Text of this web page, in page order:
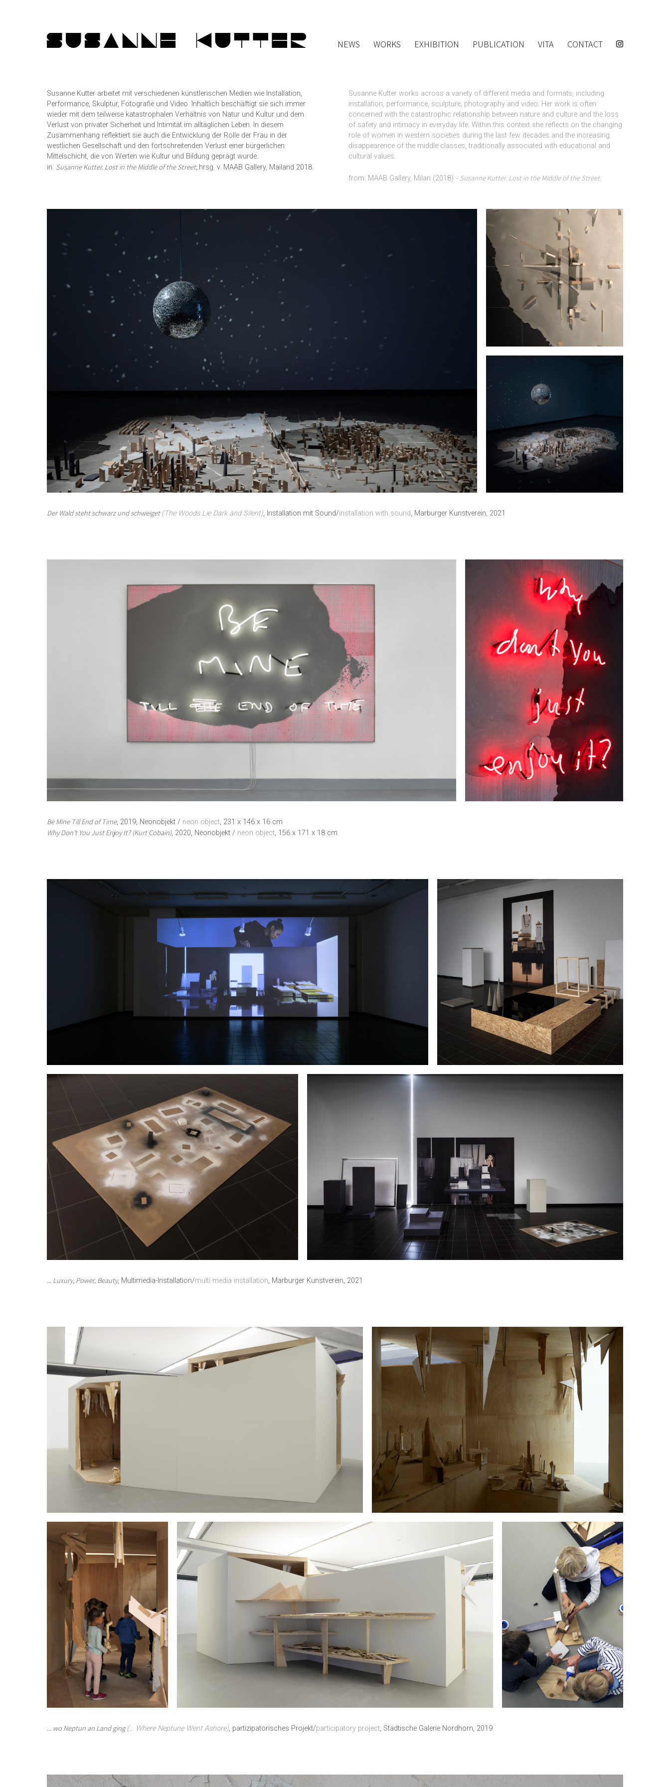
NEWS WORKS EXHIBITION PUBLICATION VITA CONTACT
Susanne Kutter arbeitet mit verschiedenen künstlerischen Medien wie Installation,
Performance, Skulptur, Fotografie und Video. Inhaltlich beschäftigt sie sich immer
wieder mit dem teilweise katastrophalen Verhältnis von Natur und Kultur und dem
Verlust von privater Sicherheit und Intimität im alltäglichen Leben. In diesem
Zusammenhang reflektiert sie auch die Entwicklung der Rolle der Frau in der
westlichen Gesellschaft und den fortschreitenden Verlust einer bürgerlichen
Mittelschicht, die von Werten wie Kultur und Bildung geprägt wurde.
in: Susanne Kutter. Lost in the Middle of the Street, hrsg. v. MAAB Gallery, Mailand 2018.
Susanne Kutter works across a variety of different media and formats, including
installation, performance, sculpture, photography and video. Her work is often
concerned with the catastrophic relationship between nature and culture and the loss
of safety and intimacy in everyday life. Within this context she reflects on the changing
role of women in western societies during the last few decades and the increasing
disappearence of the middle classes, traditionally associated with educational and
cultural values.
from: MAAB Gallery, Milan (2018) - Susanne Kutter. Lost in the Middle of the Street.
Der Wald steht schwarz und schweiget(The Woods Lie Dark and Silent), Installation mit Sound/installation with sound, Marburger Kunstverein, 2021
Be Mine Till End of Time, 2019, Neonobjekt / neon object, 231 x 146 x 16 cm
Why Don't You Just Enjoy It? (Kurt Cobain), 2020, Neonobjekt / neon object, 156 x 171 x 18 cm
... Luxury, Power, Beauty, Multimedia-Installation/multi media installation, Marburger Kunstverein, 2021
... wo Neptun an Land ging(... Where Neptune Went Ashore), partizipatorisches Projekt/participatory project, Städtische Galerie Nordhorn, 2019